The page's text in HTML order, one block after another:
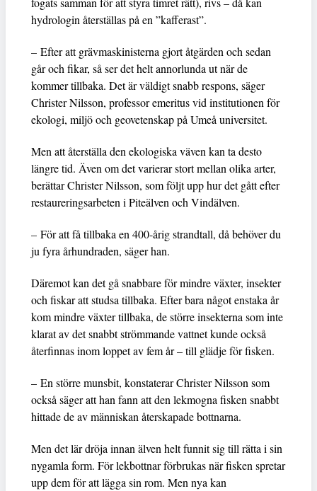
hydrologin återställas på en ”kafferast”.
– Efter att grävmaskinisterna gjort åtgärden och sedan
går och fikar, så ser det helt annorlunda ut när de
kommer tillbaka. Det är väldigt snabb respons, säger
Christer Nilsson, professor emeritus vid institutionen för
ekologi, miljö och geovetenskap på Umeå universitet.
Men att återställa den ekologiska väven kan ta desto
längre tid. Även om det varierar stort mellan olika arter,
berättar Christer Nilsson, som följt upp hur det gått efter
restaureringsarbeten i Piteälven och Vindälven.
– För att få tillbaka en 400-årig strandtall, då behöver du
ju fyra århundraden, säger han.
Däremot kan det gå snabbare för mindre växter, insekter
och fiskar att studsa tillbaka. Efter bara något enstaka år
kom mindre växter tillbaka, de större insekterna som inte
klarat av det snabbt strömmande vattnet kunde också
återfinnas inom loppet av fem år – till glädje för fisken.
– En större munsbit, konstaterar Christer Nilsson som
också säger att han fann att den lekmogna fisken snabbt
hittade de av människan återskapade bottnarna.
Men det lär dröja innan älven helt funnit sig till rätta i sin
nygamla form. För lekbottnar förbrukas när fisken spretar
upp dem för att lägga sin rom. Men nya kan